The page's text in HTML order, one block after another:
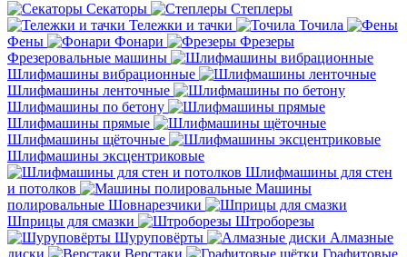
Секаторы
Степлеры
Тележки и тачки
Точила
Фены
Фонари
Фрезеры
Фрезеровальные машины
Шлифмашины вибрационные
Шлифмашины ленточные
Шлифмашины по бетону
Шлифмашины прямые
Шлифмашины щёточные
Шлифмашины эксцентриковые
Шлифмашины для стен
и потолков
Машины
полировальные Шовнарезчики
Шприцы для смазки
Штроборезы
Шуруповёрты
Алмазные
диски
Верстаки
Графитовые